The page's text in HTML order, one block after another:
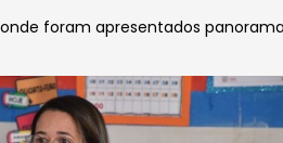
foram apresentados